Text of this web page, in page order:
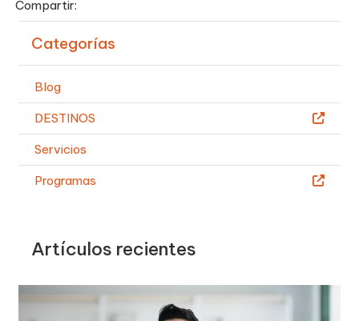
Compartir:
Categorías
Blog
DESTINOS
Servicios
Programas
Artículos recientes